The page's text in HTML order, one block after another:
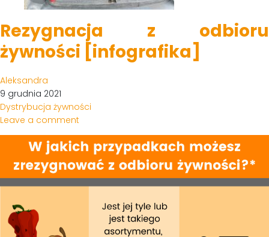
Rezygnacja z odbioru
żywności [infografika]
Aleksandra
9 grudnia 2021
Dystrybucja żywności
Leave a comment